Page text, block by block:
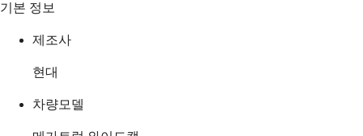
기본 정보
제조사
현대
차량모델